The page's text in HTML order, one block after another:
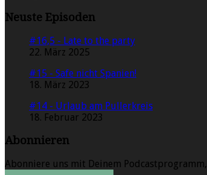
Neuste Episoden
#16,5 - Late to the party
22. März 2025
#15 - Safe nicht Spanien!
18. März 2023
#14 - Urlaub am Pullerkreis
18. Februar 2023
Abonnieren
Abonniere uns mit Deinem Podcastprogramm,